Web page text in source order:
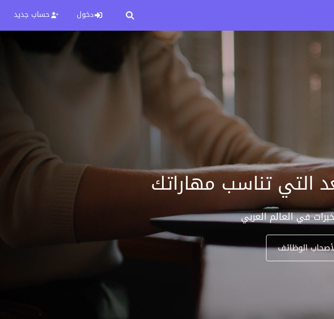
دخول حساب جديد
تناسب مهاراتك
في العالم العربي
الوظائف